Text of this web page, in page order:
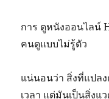
การ ดูหนังออนไลน์
คนดูแบบไม่รู้ตัว
แน่นอนว่า สิ่งที่แปลง
เวลา แต่มันเป็นสิ่งแ